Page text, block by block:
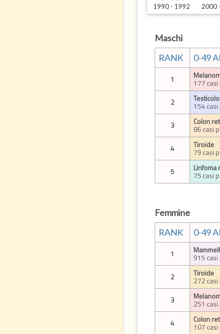
1990 - 1992
2000
Maschi
RANK
0-49
1
177
2
Testicolo
154
3
Colon
86 casi
4
Tiroide
79 casi
5
Linfoma
75 casi
Femmine
RANK
0-49
1
915
2
Tiroide
272
3
251
4
Colon
107